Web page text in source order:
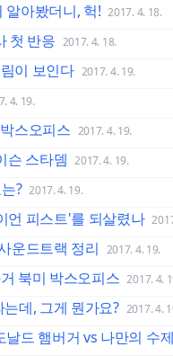
알아봤더니, 헉! 2017. 4. 18.
첫 반응 2017. 4. 18.
이 보인다 2017. 4. 19.
4. 19.
스오피스 2017. 4. 19.
슨 스타뎀 2017. 4. 19.
? 2017. 4. 19.
언 피스트'를 되살렸나
운드트랙 정리 2017. 4. 19.
북미 박스오피스 2017. 4.
는데, 그게 뭔가요? 2017. 4.
드 햄버거 vs 나만의 수